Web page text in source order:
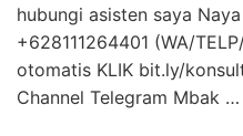
hubungi asisten saya
+628111264401 (WA/
otomatis KLIK bit.ly/
Channel Telegram Mbak …